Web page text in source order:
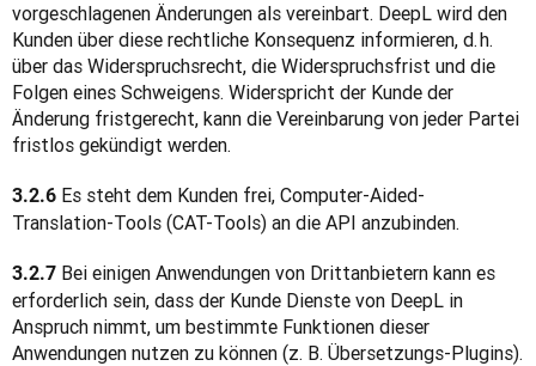
vorgeschlagenen Änderungen als vereinbart. DeepL wird den
Kunden über diese rechtliche Konsequenz informieren, d. h.
über das Widerspruchsrecht, die Widerspruchsfrist und die
Folgen eines Schweigens. Widerspricht der Kunde der
Änderung fristgerecht, kann die Vereinbarung von jeder Partei
fristlos gekündigt werden.
3.2.6 Es steht dem Kunden frei, Computer-Aided-
Translation-Tools (CAT-Tools) an die API anzubinden.
3.2.7 Bei einigen Anwendungen von Drittanbietern kann es
erforderlich sein, dass der Kunde Dienste von DeepL in
Anspruch nimmt, um bestimmte Funktionen dieser
Anwendungen nutzen zu können (z. B. Übersetzungs-Plugins).